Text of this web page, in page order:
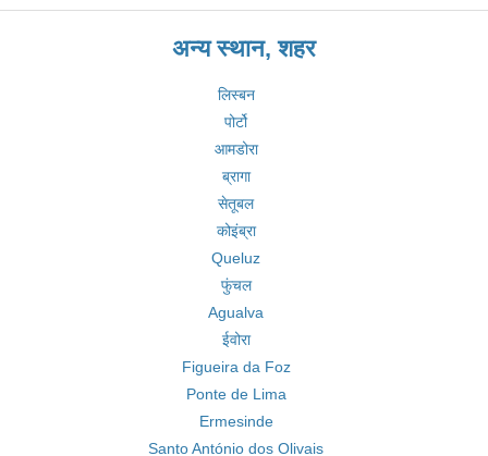
अन्य स्थान, शहर
लिस्बन
पोर्टो
आमडोरा
ब्रागा
सेतूबल
कोइंब्रा
Queluz
फुंचल
Agualva
ईवोरा
Figueira da Foz
Ponte de Lima
Ermesinde
Santo António dos Olivais